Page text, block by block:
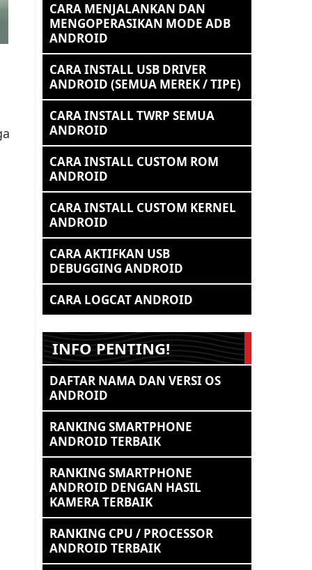
CARA MENJALANKAN DAN
MENGOPERASIKAN MODE ADB
ANDROID
CARA INSTALL USB DRIVER
ANDROID (SEMUA MEREK / TIPE)
CARA INSTALL TWRP SEMUA
ANDROID
CARA INSTALL CUSTOM ROM
ANDROID
CARA INSTALL CUSTOM KERNEL
ANDROID
CARA AKTIFKAN USB
DEBUGGING ANDROID
CARA LOGCAT ANDROID
INFO PENTING!
DAFTAR NAMA DAN VERSI OS
ANDROID
RANKING SMARTPHONE
ANDROID TERBAIK
RANKING SMARTPHONE
ANDROID DENGAN HASIL
KAMERA TERBAIK
RANKING CPU / PROCESSOR
ANDROID TERBAIK